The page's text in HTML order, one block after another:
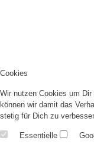
Cookies
Wir nutzen Cookies um
können wir damit das
stetig für Dich zu
Essentielle